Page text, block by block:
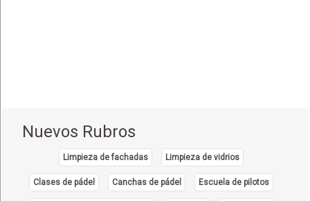
Nuevos Rubros
Limpieza de fachadas Limpieza de vidrios
Clases de pádel Canchas de pádel Escuela de pilotos